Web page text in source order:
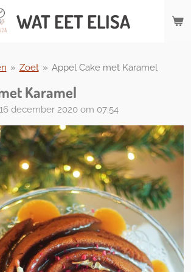
WATEET ELISA
» Zoet » Appel Cake met Karamel
Karamel
december 2020 om 07:54